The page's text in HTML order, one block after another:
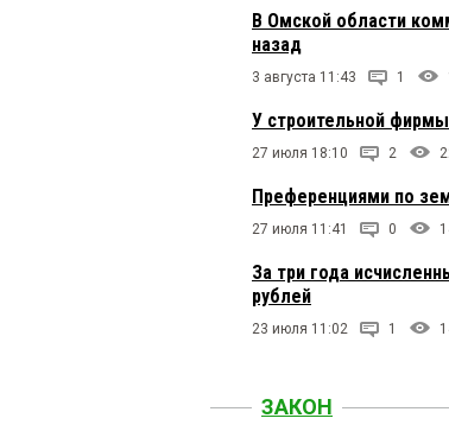
В Омской области
назад
3 августа 11:43 1
У строительной
27 июля 18:10 2
Преференциями по
27 июля 11:41 0
За три года
рублей
23 июля 11:02 1
ЗАКОН